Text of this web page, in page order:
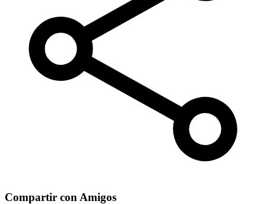
Compartir con Amigos